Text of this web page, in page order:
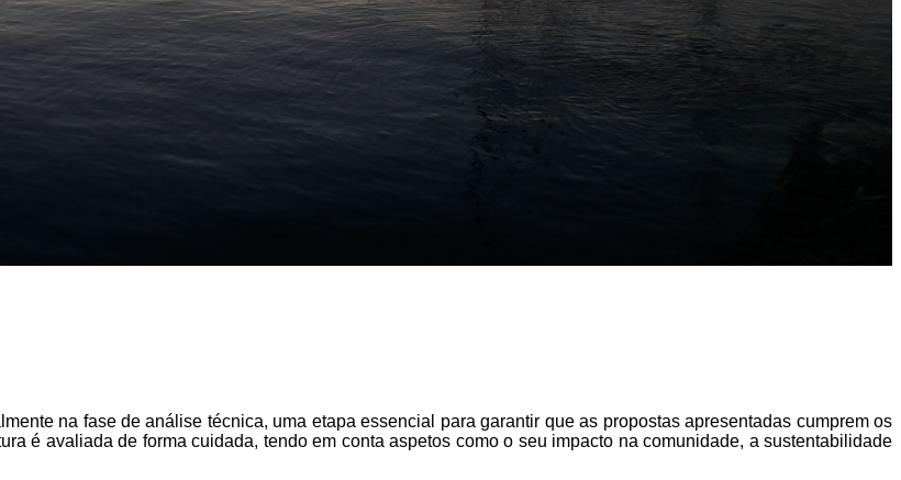
na fase de análise técnica, uma etapa essencial para garantir que as propostas apresentadas cumprem os
é avaliada de forma cuidada, tendo em conta aspetos como o seu impacto na comunidade, a sustentabilidade